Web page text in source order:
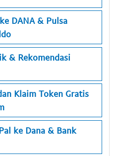
DANA & Pulsa
& Rekomendasi
Klaim Token Gratis
ke Dana & Bank